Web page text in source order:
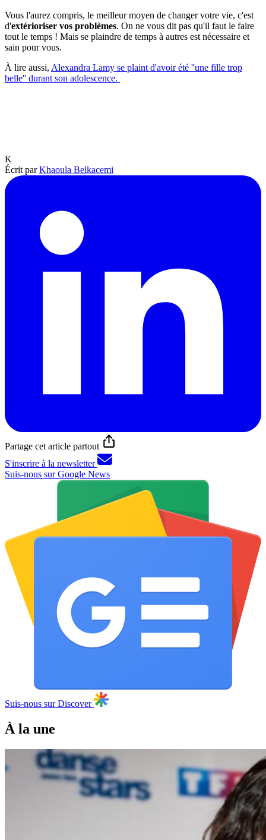
Vous l'aurez compris, le meilleur moyen de changer votre vie, c'est
d'extérioriser vos problèmes. On ne vous dit pas qu'il faut le faire
tout le temps ! Mais se plaindre de temps à autres est nécessaire et
sain pour vous.
À lire aussi, Alexandra Lamy se plaint d'avoir été ''une fille trop
belle'' durant son adolescence.
K
Écrit parKhaoula Belkacemi
Partage cet article partout
S'inscrire à la newsletter
Suis-nous sur Google News
Suis-nous sur Discover
À la une